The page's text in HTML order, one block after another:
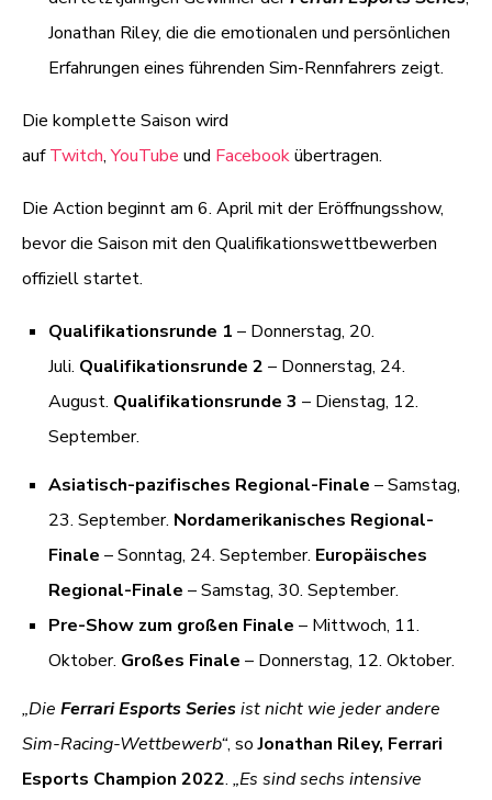
Jonathan Riley, die die emotionalen und persönlichen
Erfahrungen eines führenden Sim-Rennfahrers zeigt.
Die komplette Saison wird
aufTwitch,YouTube und Facebookübertragen.
Die Action beginnt am 6. April mit der Eröffnungsshow,
bevor die Saison mit den Qualifikationswettbewerben
offiziell startet.
Qualifikationsrunde 1 – Donnerstag, 20.
Juli. Qualifikationsrunde 2 – Donnerstag, 24.
August. Qualifikationsrunde 3 – Dienstag, 12.
September.
Asiatisch-pazifisches Regional-Finale – Samstag,
23. September. Nordamerikanisches Regional-
Finale – Sonntag, 24. September. Europäisches
Regional-Finale – Samstag, 30. September.
Pre-Show zum großen Finale – Mittwoch, 11.
Oktober. Großes Finale – Donnerstag, 12. Oktober.
„Die Ferrari Esports Seriesist nicht wie jeder andere
Sim-Racing-Wettbewerb“, soJonathan Riley, Ferrari
Esports Champion 2022. „Es sind sechs intensive